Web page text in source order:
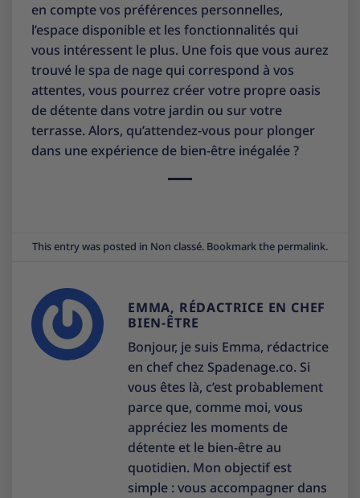
en compte vos préférences personnelles,
l’espace disponible et les fonctionnalités qui
vous intéressent le plus. Une fois que vous aurez
trouvé le spa de nage qui correspond à vos
attentes, vous pourrez créer votre propre oasis
de détente dans votre jardin ou sur votre
terrasse. Alors, qu’attendez-vous pour plonger
dans une expérience de bien-être inégalée ?
This entry was posted in Non classé. Bookmark the permalink.
EMMA, RÉDACTRICE EN CHEF
BIEN-ÊTRE
Bonjour, je suis Emma, rédactrice
en chef chez Spadenage.co. Si
vous êtes là, c’est probablement
parce que, comme moi, vous
appréciez les moments de
détente et le bien-être au
quotidien. Mon objectif est
simple : vous accompagner dans